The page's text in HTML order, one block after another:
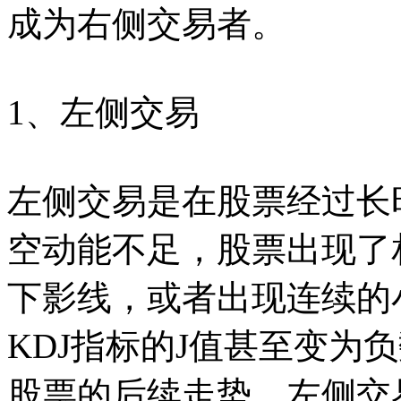
成为右侧交易者。
1、左侧交易
左侧交易是在股票经过
空动能不足，股票出现
下影线，或者出现连续
KDJ指标的J值甚至变为